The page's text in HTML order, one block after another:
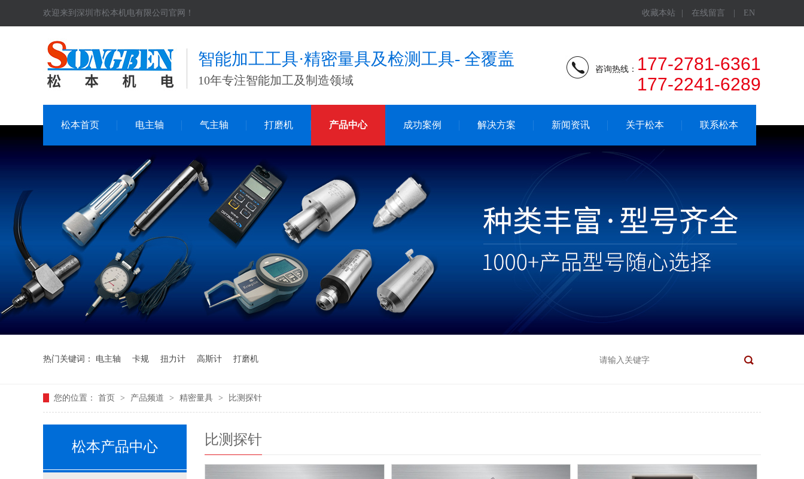
收藏本站 在线留言 EN
欢迎来到深圳市松本机电有限公司官网！
智能加工工具·精密量具及检测工具- 全覆盖
10年专注智能加工及制造领域
咨询热线： 177-2781-6361
177-2241-6289
松本首页 电主轴 气主轴 打磨机 产品中心 成功案例 解决方案 新闻资讯 关于松本 联系松本
热门关键词： 电主轴 卡规 扭力计 高斯计 打磨机
您的位置： 首页 > 产品频道 > 精密量具 > 比测探针
松本产品中心 比测探针